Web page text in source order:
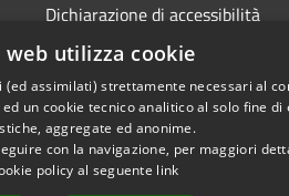
Dichiarazione di accessibilità
utilizza cookie
(ed assimilati) strettamente necessari al
un cookie tecnico analitico al solo fine di
aggregate ed anonime.
con la navigazione, per maggiori
policy al seguente link